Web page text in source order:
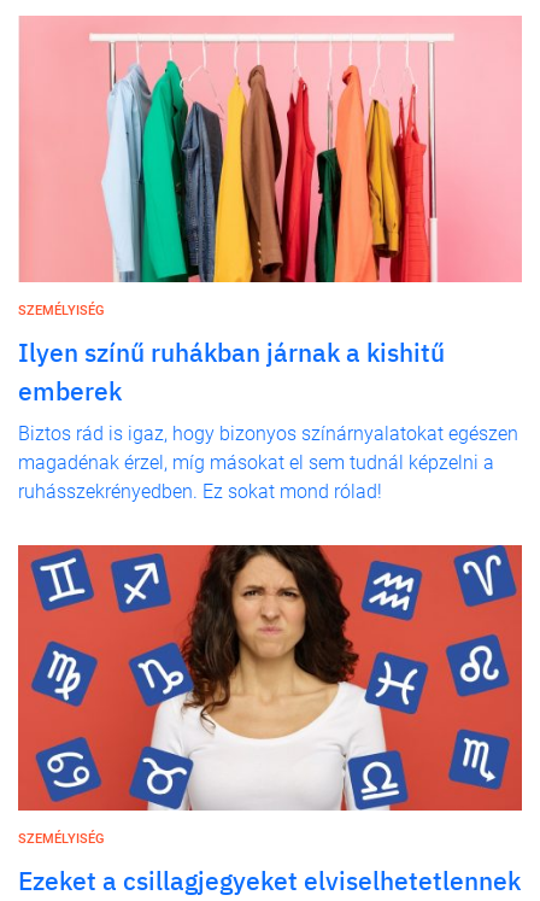
SZEMÉLYISÉG
Ilyen színű ruhákban járnak a kishitű
emberek
Biztos rád is igaz, hogy bizonyos színárnyalatokat egészen
magadénak érzel, míg másokat el sem tudnál képzelni a
ruhásszekrényedben. Ez sokat mond rólad!
SZEMÉLYISÉG
Ezeket a csillagjegyeket elviselhetetlennek